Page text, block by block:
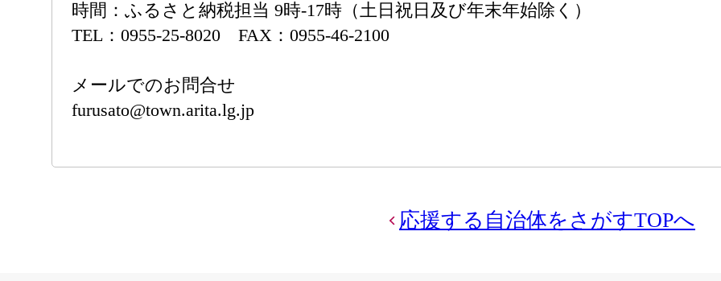
時間：ふるさと納税担当 9時-17時（土日祝日及び年末年始除く）
TEL：0955-25-8020 FAX：0955-46-2100
メールでのお問合せ
furusato@town.arita.lg.jp
応援する自治体をさがすTOPへ